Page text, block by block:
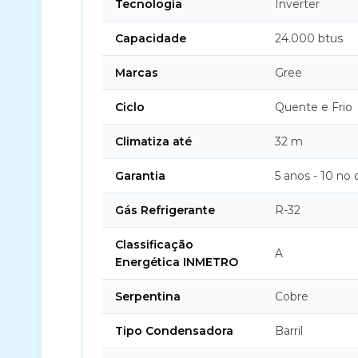
Tecnologia Inverter
Capacidade 24.000 btus
Marcas Gree
Ciclo Quente e Frio
Climatiza até 32 m
Garantia 5 anos - 10 no
Gás Refrigerante R-32
Classificação
Energética INMETRO
A
Serpentina Cobre
Tipo Condensadora Barril